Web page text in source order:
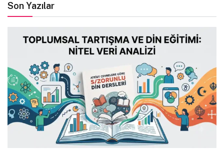
Son Yazılar